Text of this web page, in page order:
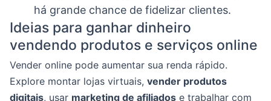
há grande chance de fidelizar clientes.
Ideias para ganhar dinheiro
vendendo produtos e serviços online
Vender online pode aumentar sua renda rápido.
Explore montar lojas virtuais, vender produtos
digitais, usar marketing de afiliados e trabalhar com